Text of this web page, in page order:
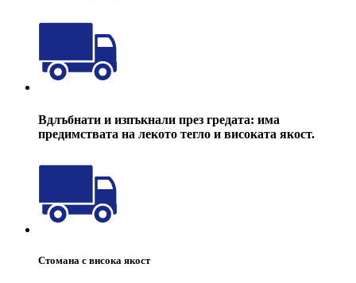
Вдлъбнати и изпъкнали през гредата: има
предимствата на лекото тегло и високата якост.
Стомана с висока якост